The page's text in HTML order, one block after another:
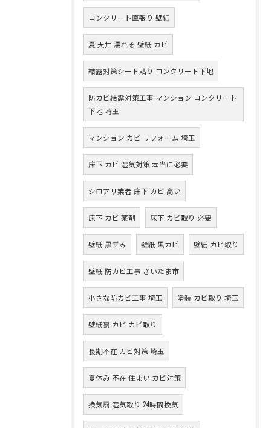
コンクリート直張り 壁紙
夏 天井 濡れる 壁紙 カビ
結露対策シート貼り コンクリート下地
防カビ結露対策工事 マンション コンクリート
下地 埼玉
マンション カビ リフォーム 埼玉
床下 カビ 湿気対策 本当に必要
シロアリ業者 床下 カビ 高い
床下 カビ 薬剤 床下 カビ取り 必要
壁紙 黒ずみ 壁紙 黒カビ 壁紙 カビ取り
壁紙 防カビ工事 さいたま市
小さな防カビ工事 埼玉 塗装 カビ取り 埼玉
壁紙裏 カビ カビ取り
長期不在 カビ対策 埼玉
夏休み 不在 住まい カビ対策
換気扇 湿気取り 24時間換気